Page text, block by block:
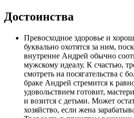
Достоинства
Превосходное здоровье и
буквально охотятся за ним,
внутренне Андрей обычно
мужскому идеалу. К счастью,
смотреть на посягательства с
браке Андрей стремится к
удовольствием готовит,
и возится с детьми. Может
хозяйство, если жена